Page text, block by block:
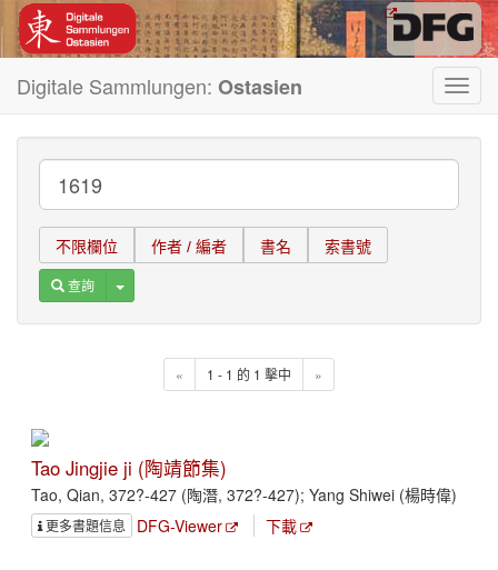
Digitale Sammlungen: Ostasien
不限欄位 作者 / 編者 書名 索書號
查詢 Toggle Dropdown
« 1 - 1 的 1 擊中 »
Tao Jingjie ji (陶靖節集)
Tao, Qian, 372?-427 (陶潛, 372?-427); Yang Shiwei (楊時偉)
更多書題信息 DFG-Viewer 下載